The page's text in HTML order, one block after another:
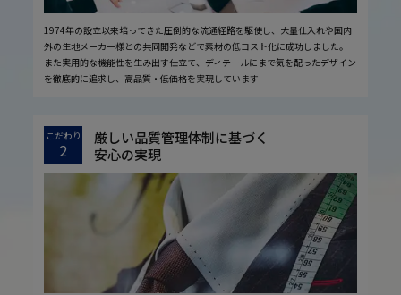
1974年の設立以来培ってきた圧倒的な流通経路を駆使し、大量仕入れや国内
外の生地メーカー様との共同開発などで素材の低コスト化に成功しました。
また実用的な機能性を生み出す仕立て、ディテールにまで気を配ったデザイン
を徹底的に追求し、高品質・低価格を実現しています
こだわり
2
厳しい品質管理体制に基づく
安心の実現